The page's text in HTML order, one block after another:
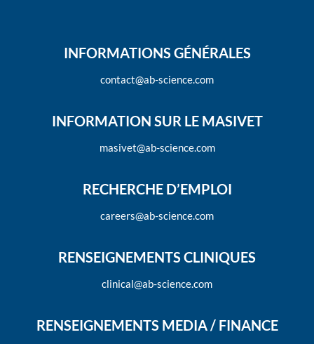
INFORMATIONS GÉNÉRALES
contact@ab-science.com
INFORMATION SUR LE MASIVET
masivet@ab-science.com
RECHERCHE D’EMPLOI
careers@ab-science.com
RENSEIGNEMENTS CLINIQUES
clinical@ab-science.com
RENSEIGNEMENTS MEDIA / FINANCE